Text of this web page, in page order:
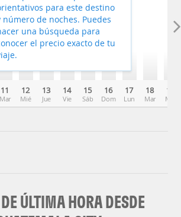
11
Mar
12
Mié
13
Jue
14
Vie
15
Sáb
16
Dom
17
Lun
18
Mar
19
Mié
para este destino
número de noches. Puedes
una búsqueda para
el precio exacto de tu
ÚLTIMA HORA DESDE